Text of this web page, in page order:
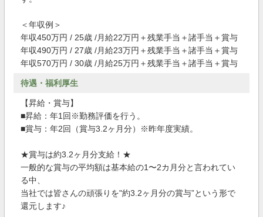
＜年収例＞
年収450万円 / 25歳 /月給22万円＋残業手当＋諸手当＋賞与
年収490万円 / 27歳 /月給23万円＋残業手当＋諸手当＋賞与
年収570万円 / 30歳 /月給25万円＋残業手当＋諸手当＋賞与
待遇・福利厚生
【昇給・賞与】
■昇給：年1回※勤務評価を行う。
■賞与：年2回（賞与3.2ヶ月分）※昨年度実績。
★賞与は約3.2ヶ月分支給！★
一般的な賞与の平均額は基本給の1〜2カ月分と言われてい
る中、
当社では皆さんの頑張りを"約3.2ヶ月分の賞与”という形で
還元します♪